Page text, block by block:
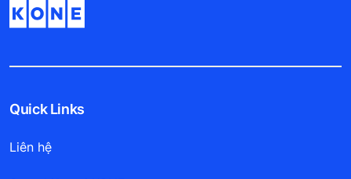
Quick Links
Liên hệ